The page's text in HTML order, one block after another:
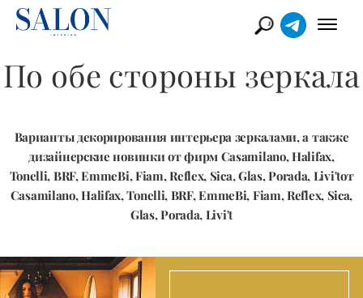
По обе стороны зеркала
Варианты декорирования интерьера зеркалами, а также
дизайнерские новинки от фирм Casamilano, Halifax,
Tonelli, BRF, EmmeBi, Fiam, Reflex, Sica, Glas, Porada, Livi'tот
Casamilano, Halifax, Tonelli, BRF, EmmeBi, Fiam, Reflex, Sica,
Glas, Porada, Livi't